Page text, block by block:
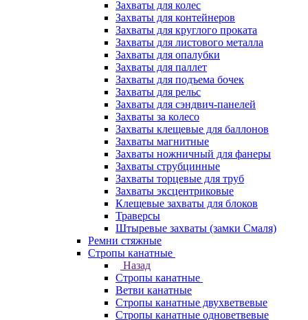
Захваты для колес
Захваты для контейнеров
Захваты для круглого проката
Захваты для листового металла
Захваты для опалубки
Захваты для паллет
Захваты для подъема бочек
Захваты для рельс
Захваты для сэндвич-панелей
Захваты за колесо
Захваты клещевые для баллонов
Захваты магнитные
Захваты ножничный для фанеры
Захваты струбцинные
Захваты торцевые для труб
Захваты эксцентриковые
Клещевые захваты для блоков
Траверсы
Штыревые захваты (замки Смаля)
Ремни стяжные
Стропы канатные
Назад
Стропы канатные
Ветви канатные
Стропы канатные двухветвевые
Стропы канатные одноветвевые